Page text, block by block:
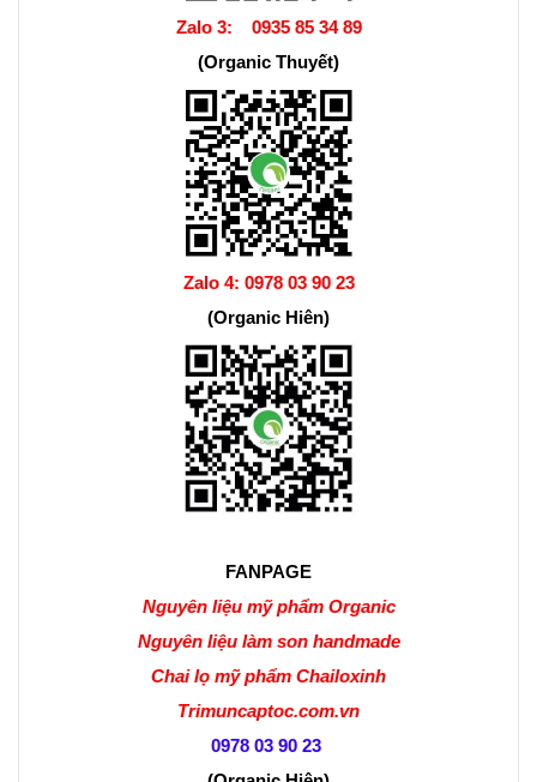
Zalo 3: 0935 85 34 89
(Organic Thuyết)
Zalo 4: 0978 03 90 23
(Organic Hiên)
FANPAGE
Nguyên liệu mỹ phẩm Organic
Nguyên liệu làm son handmade
Chai lọ mỹ phẩm Chailoxinh
Trimuncaptoc.com.vn
0978 03 90 23